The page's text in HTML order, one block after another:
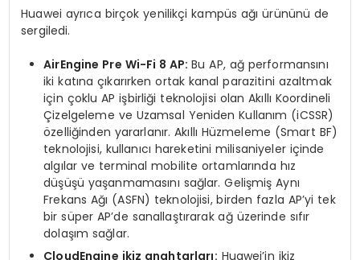
Huawei ayrıca birçok yenilikçi kampüs ağı ürününü de
sergiledi.
AirEngine Pre Wi-Fi 8 AP:Bu AP, ağ performansını
iki katına çıkarırken ortak kanal parazitini azaltmak
için çoklu AP işbirliği teknolojisi olan Akıllı Koordineli
Çizelgeleme ve Uzamsal Yeniden Kullanım (iCSSR)
özelliğinden yararlanır. Akıllı Hüzmeleme (Smart BF)
teknolojisi, kullanıcı hareketini milisaniyeler içinde
algılar ve terminal mobilite ortamlarında hız
düşüşü yaşanmamasını sağlar. Gelişmiş Aynı
Frekans Ağı (ASFN) teknolojisi, birden fazla AP’yi tek
bir süper AP’de sanallaştırarak ağ üzerinde sıfır
dolaşım sağlar.
CloudEngine ikiz anahtarları: Huawei’in ikiz